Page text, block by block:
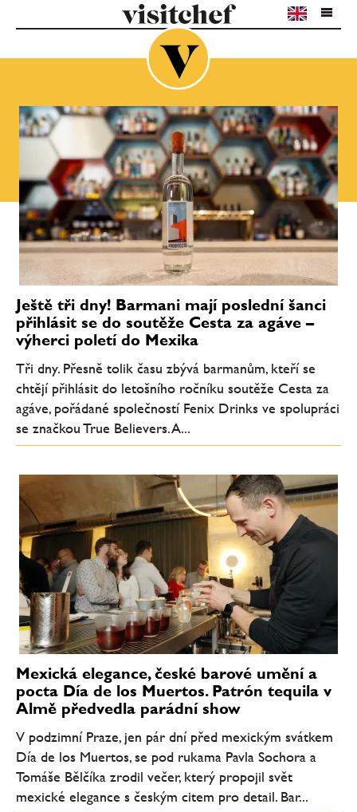
Ještě tři dny! Barmani mají poslední šanci
přihlásit se do soutěže Cesta za agáve –
výherci poletí do Mexika
Tři dny. Přesně tolik času zbývá barmanům, kteří se
chtějí přihlásit do letošního ročníku soutěže Cesta za
agáve, pořádané společností Fenix Drinks ve spolupráci
se značkou True Believers. A...
Mexická elegance, české barové umění a
pocta Día de los Muertos. Patrón tequila v
Almě předvedla parádní show
V podzimní Praze, jen pár dní před mexickým svátkem
Día de los Muertos, se pod rukama Pavla Sochora a
Tomáše Bělčíka zrodil večer, který propojil svět
mexické elegance s českým citem pro detail. Bar...